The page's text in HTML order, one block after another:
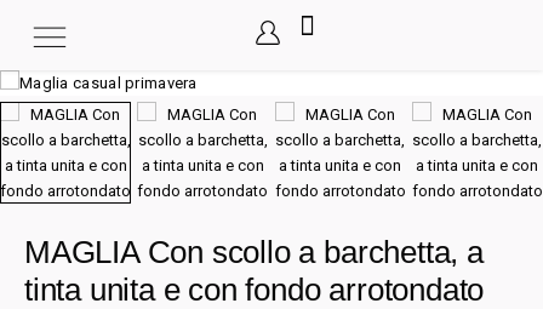
MAGLIA Con scollo a barchetta, a
tinta unita e con fondo arrotondato